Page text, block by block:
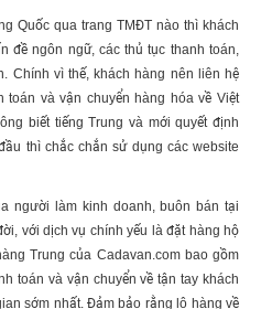
Quốc qua trang TMĐT nào thì khách
đề ngôn ngữ, các thủ tục thanh toán,
Chính vì thế, khách hàng nên liên hệ
và vận chuyển hàng hóa về Việt
biết tiếng Trung và mới quyết định
thì chắc chắn sử dụng các website
người làm kinh doanh, buôn bán tại
với dịch vụ chính yếu là đặt hàng hộ
Trung của Cadavan.com bao gồm
toán và vận chuyển về tận tay khách
sớm nhất. Đảm bảo rằng lô hàng về